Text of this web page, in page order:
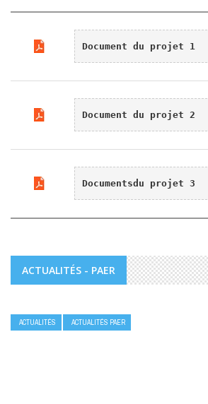
POUR SON EXCELLENCE MME
ABDO MINISTRE DES AFFAIRES
SOLIDARITÉS
Document du projet 1
Document du projet 2
Documentsdu projet 3
ACTUALITÉS - PAER
ACTUALITÉS ACTUALITÉS PAER